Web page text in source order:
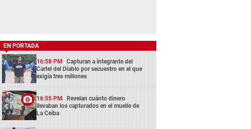
EN PORTADA
16:58 PM Capturan a integrante del
Cartel del Diablo por secuestro en el que
exigía tres millones
16:55 PM Revelan cuánto dinero
llevaban los capturados en el muelle de
La Ceiba